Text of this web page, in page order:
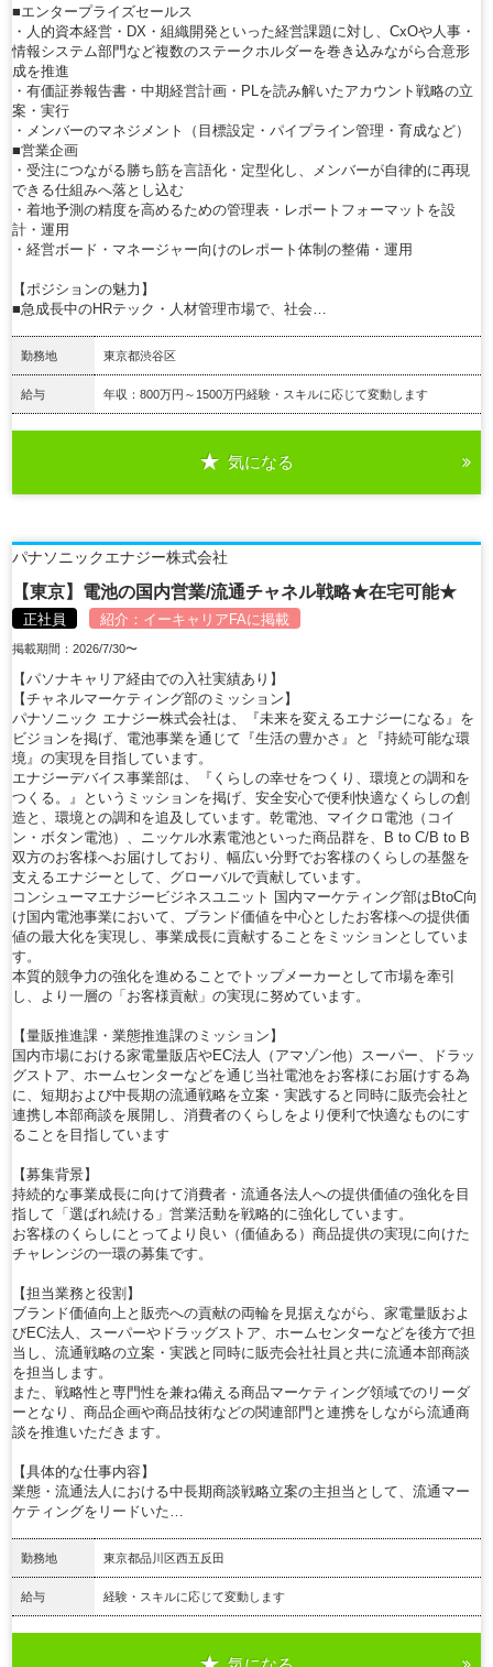
■エンタープライズセールス
・人的資本経営・DX・組織開発といった経営課題に対し、CxOや人事・
情報システム部門など複数のステークホルダーを巻き込みながら合意形
成を推進
・有価証券報告書・中期経営計画・PLを読み解いたアカウント戦略の立
案・実行
・メンバーのマネジメント（目標設定・パイプライン管理・育成など）
■営業企画
・受注につながる勝ち筋を言語化・定型化し、メンバーが自律的に再現
できる仕組みへ落とし込む
・着地予測の精度を高めるための管理表・レポートフォーマットを設
計・運用
・経営ボード・マネージャー向けのレポート体制の整備・運用
【ポジションの魅力】
■急成長中のHRテック・人材管理市場で、社会…
勤務地 東京都渋谷区
給与 年収：800万円～1500万円経験・スキルに応じて変動します
気になる
パナソニックエナジー株式会社
【東京】電池の国内営業/流通チャネル戦略★在宅可能★
正社員 紹介： イーキャリアFAに掲載
掲載期間：2026/7/30〜
【パソナキャリア経由での入社実績あり】
【チャネルマーケティング部のミッション】
パナソニック エナジー株式会社は、『未来を変えるエナジーになる』を
ビジョンを掲げ、電池事業を通じて『生活の豊かさ』と『持続可能な環
境』の実現を目指しています。
エナジーデバイス事業部は、『くらしの幸せをつくり、環境との調和を
つくる。』というミッションを掲げ、安全安心で便利快適なくらしの創
造と、環境との調和を追及しています。乾電池、マイクロ電池（コイ
ン・ボタン電池）、ニッケル水素電池といった商品群を、B to C/B to B
双方のお客様へお届けしており、幅広い分野でお客様のくらしの基盤を
支えるエナジーとして、グローバルで貢献しています。
コンシューマエナジービジネスユニット 国内マーケティング部はBtoC向
け国内電池事業において、ブランド価値を中心としたお客様への提供価
値の最大化を実現し、事業成長に貢献することをミッションとしていま
す。
本質的競争力の強化を進めることでトップメーカーとして市場を牽引
し、より一層の「お客様貢献」の実現に努めています。
【量販推進課・業態推進課のミッション】
国内市場における家電量販店やEC法人（アマゾン他）スーパー、ドラッ
グストア、ホームセンターなどを通じ当社電池をお客様にお届けする為
に、短期および中長期の流通戦略を立案・実践すると同時に販売会社と
連携し本部商談を展開し、消費者のくらしをより便利で快適なものにす
ることを目指しています
【募集背景】
持続的な事業成長に向けて消費者・流通各法人への提供価値の強化を目
指して「選ばれ続ける」営業活動を戦略的に強化しています。
お客様のくらしにとってより良い（価値ある）商品提供の実現に向けた
チャレンジの一環の募集です。
【担当業務と役割】
ブランド価値向上と販売への貢献の両輪を見据えながら、家電量販およ
びEC法人、スーパーやドラッグストア、ホームセンターなどを後方で担
当し、流通戦略の立案・実践と同時に販売会社社員と共に流通本部商談
を担当します。
また、戦略性と専門性を兼ね備える商品マーケティング領域でのリーダ
ーとなり、商品企画や商品技術などの関連部門と連携をしながら流通商
談を推進いただきます。
【具体的な仕事内容】
業態・流通法人における中長期商談戦略立案の主担当として、流通マー
ケティングをリードいた…
勤務地 東京都品川区西五反田
給与 経験・スキルに応じて変動します